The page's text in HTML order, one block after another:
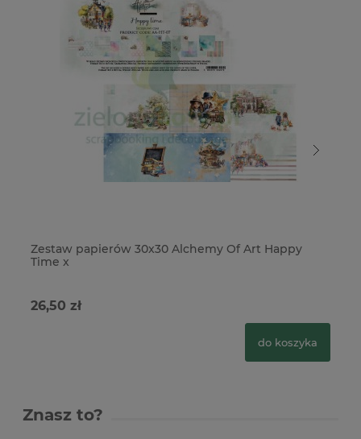
Zestaw papierów 30x30 Alchemy Of Art Happy
Time x
26,50 zł
do koszyka
Znasz to?